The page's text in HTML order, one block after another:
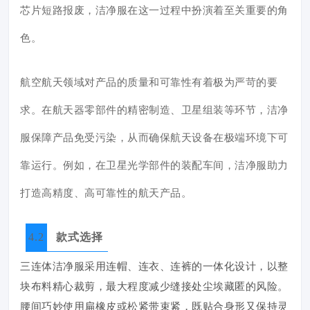
芯片短路报废，洁净服在这一过程中扮演着至关重要的角
色。
航空航天领域对产品的质量和可靠性有着极为严苛的要
求。在航天器零部件的精密制造、卫星组装等环节，洁净
服保障产品免受污染，从而确保航天设备在极端环境下可
靠运行。例如，在卫星光学部件的装配车间，洁净服助力
打造高精度、高可靠性的航天产品。
4.2 款式选择
三连体洁净服采用连帽、连衣、连裤的一体化设计，以整
块布料精心裁剪，最大程度减少缝接处尘埃藏匿的风险。
腰间巧妙使用扁橡皮或松紧带束紧，既贴合身形又保持灵